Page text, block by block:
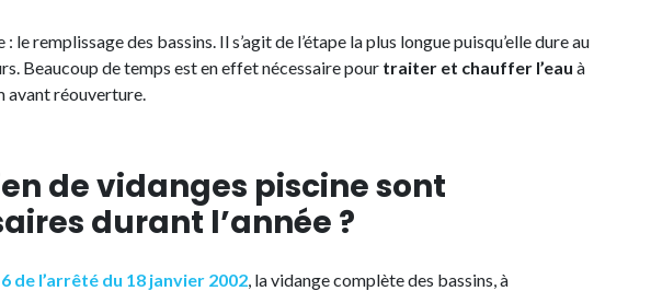
le remplissage des bassins. Il s’agit de l’étape la plus longue puisqu’elle dure au
Beaucoup de temps est en effet nécessaire pour traiter et chauffer l’eau à
avant réouverture.
de vidanges piscine sont
durant l’année ?
de l’arrêté du 18 janvier 2002, la vidange complète des bassins, à